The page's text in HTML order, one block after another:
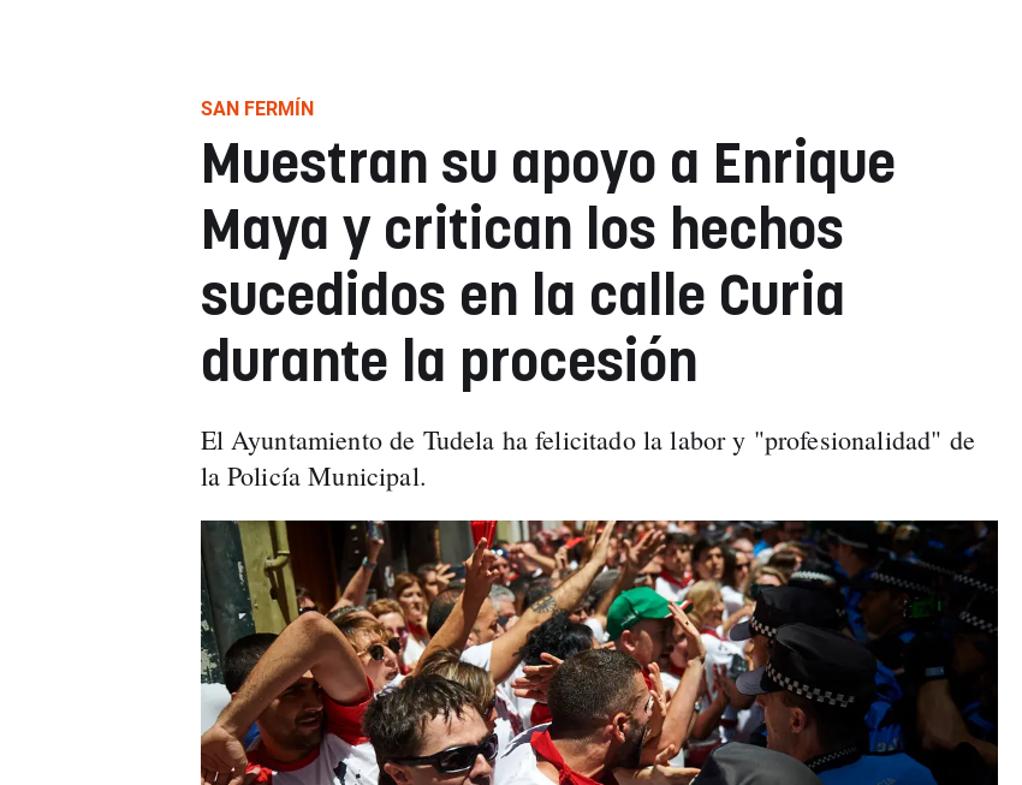
SAN FERMÍN
Muestran su apoyo a Enrique
Maya y critican los hechos
sucedidos en la calle Curia
durante la procesión
El Ayuntamiento de Tudela ha felicitado la labor y "profesionalidad" de
la Policía Municipal.